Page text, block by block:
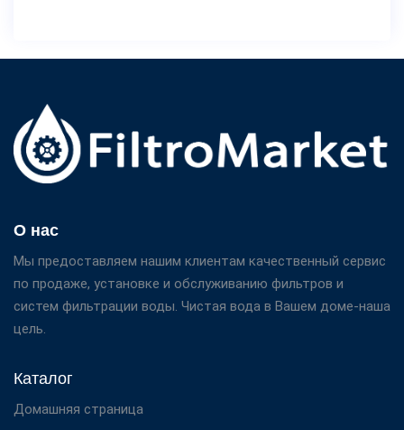
О нас
Мы предоставляем нашим клиентам качественный сервис
по продаже, установке и обслуживанию фильтров и
систем фильтрации воды. Чистая вода в Вашем доме-наша
цель.
Каталог
Домашняя страница